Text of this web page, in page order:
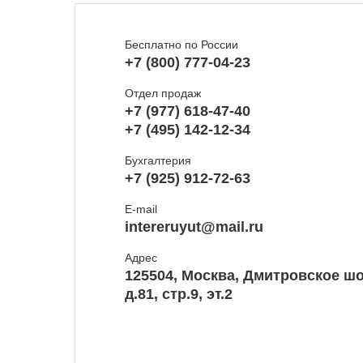
Бесплатно по России
+7 (800) 777-04-23
Отдел продаж
+7 (977) 618-47-40
+7 (495) 142-12-34
Бухгалтерия
+7 (925) 912-72-63
E-mail
intereruyut@mail.ru
Адрес
125504, Москва, Дмитровское
д.81, стр.9, эт.2